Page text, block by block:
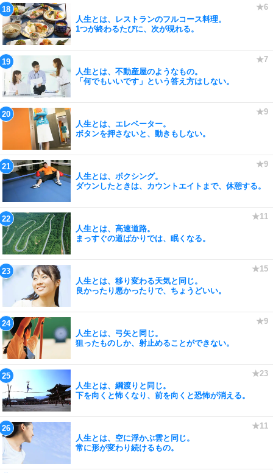
人生とは、レストランのフルコース料理。
1つが終わるたびに、次が現れる。
人生とは、不動産屋のようなもの。
「何でもいいです」という答え方はしない。
人生とは、エレベーター。
ボタンを押さないと、動きもしない。
人生とは、ボクシング。
ダウンしたときは、カウントエイトまで、休憩する。
人生とは、高速道路。
まっすぐの道ばかりでは、眠くなる。
人生とは、移り変わる天気と同じ。
良かったり悪かったりで、ちょうどいい。
人生とは、弓矢と同じ。
狙ったものしか、射止めることができない。
人生とは、綱渡りと同じ。
下を向くと怖くなり、前を向くと恐怖が消える。
人生とは、空に浮かぶ雲と同じ。
常に形が変わり続けるもの。